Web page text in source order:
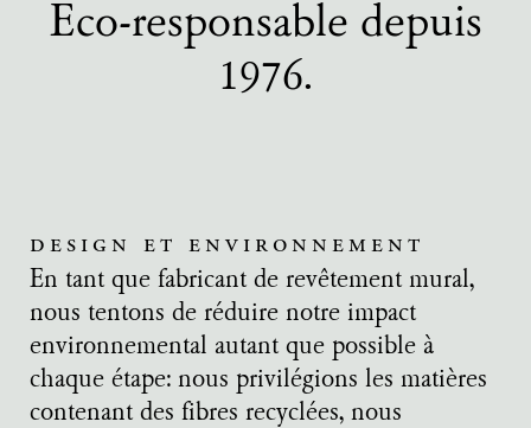
Eco-responsable depuis
1976.
design et environnement
En tant que fabricant de revêtement mural,
nous tentons de réduire notre impact
environnemental autant que possible à
chaque étape: nous privilégions les matières
contenant des fibres recyclées, nous